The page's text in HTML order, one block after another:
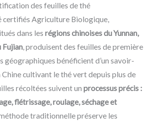
des feuilles de thé
certifiés Agriculture Biologique,
dans les régions chinoises du Yunnan,
Fujian, produisent des feuilles de première
géographiques bénéficient d’un savoir-
cultivant le thé vert depuis plus de
récoltées suivent un processus précis :
flétrissage, roulage, séchage et
traditionnelle préserve les